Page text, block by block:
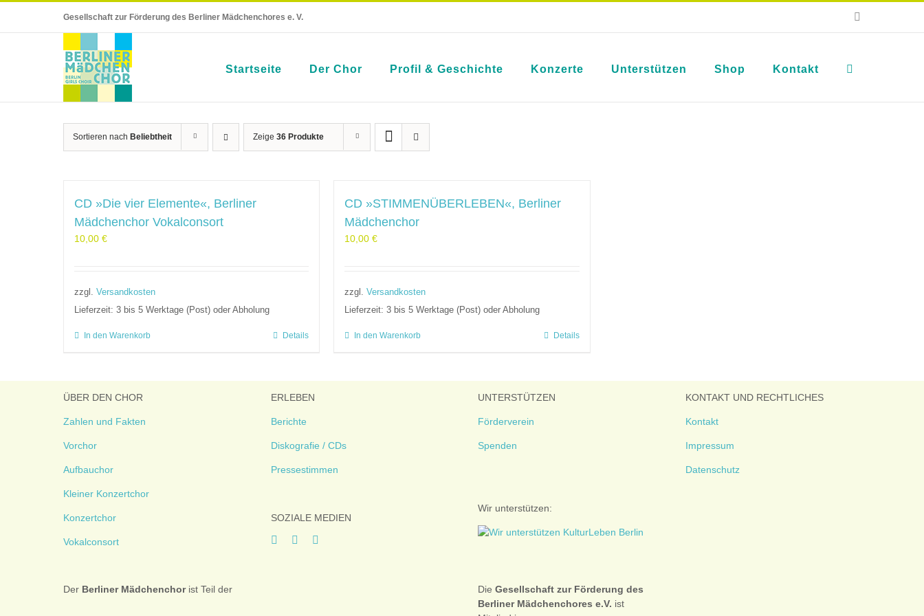
content
Gesellschaft zur Förderung des Berliner Mädchenchores e. V.
Startseite Der Chor Profil & Geschichte Konzerte Unterstützen Shop Kontakt
Sortieren nach Beliebtheit Zeige 36 Produkte
CD »Die vier Elemente«, Berliner
Mädchenchor Vokalconsort
10,00 €
zzgl. Versandkosten
Lieferzeit: 3 bis 5 Werktage (Post) oder Abholung
In den Warenkorb Details
CD »STIMMENÜBERLEBEN«, Berliner
Mädchenchor
10,00€
zzgl.Versandkosten
Lieferzeit:3 bis 5 Werktage (Post) oder Abholung
In den Warenkorb Details
ÜBER DEN CHOR
Zahlen und Fakten
Vorchor
Aufbauchor
Kleiner Konzertchor
Konzertchor
Vokalconsort
ERLEBEN
Berichte
Diskografie / CDs
Pressestimmen
SOZIALE MEDIEN
UNTERSTÜTZEN
Förderverein
Spenden
Wir unterstützen:
KONTAKT UND RECHTLICHES
Kontakt
Impressum
Datenschutz
Der Berliner Mädchenchorist Teil der DieGesellschaft zur Förderung des
Berliner Mädchenchores e.V. ist